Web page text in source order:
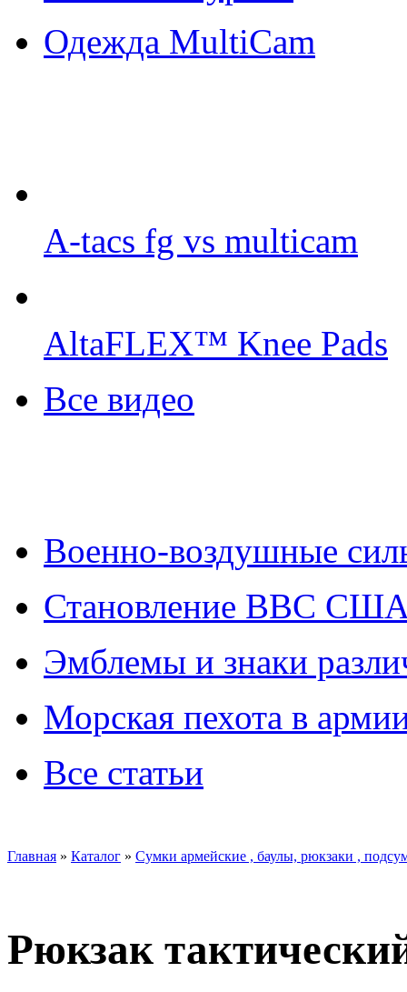
Одежда MultiCam
A-tacs fg vs multicam
AltaFLEX™ Knee Pads
Все видео
Военно-воздушные
Становление ВВС
Эмблемы и знаки
Морская пехота в
Все статьи
Главная » Каталог » Сумки армейские , баулы, рюкзаки ,
Рюкзак